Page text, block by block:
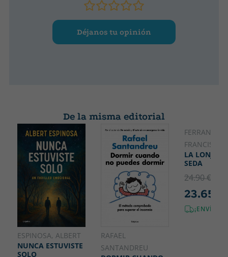
Déjanos tu opinión
De la misma editorial
ESPINOSA, ALBERT
NUNCA ESTUVISTE
SOLO
RAFAEL
SANTANDREU
FERRANDIZ,
FRANCISCO
LA LONJA
SEDA
24.90 €
23.65 €
¡ENVÍO